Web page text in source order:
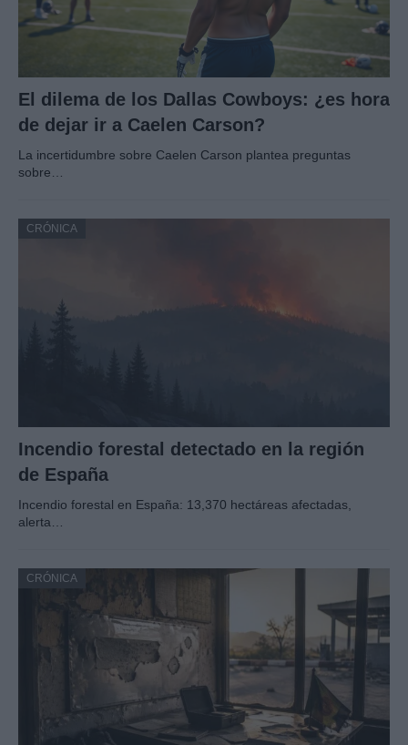
El dilema de los Dallas Cowboys: ¿es hora
de dejar ir a Caelen Carson?
La incertidumbre sobre Caelen Carson plantea preguntas
sobre…
CRÓNICA
Incendio forestal detectado en la región
de España
Incendio forestal en España: 13,370 hectáreas afectadas,
alerta…
CRÓNICA